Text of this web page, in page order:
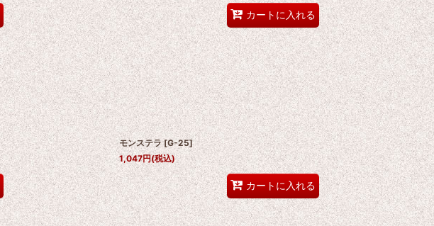
カートに入れる
モンステラ [G-25]
1,047円(税込)
カートに入れる